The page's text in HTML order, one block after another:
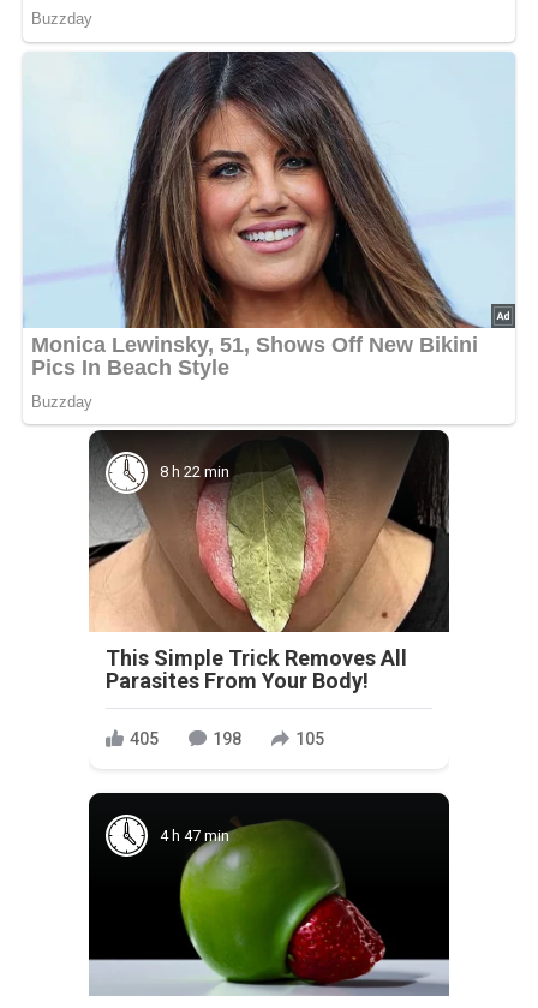
8 h 22 min
This Simple Trick Removes All
Parasites From Your Body!
405 198 105
4 h 47 min